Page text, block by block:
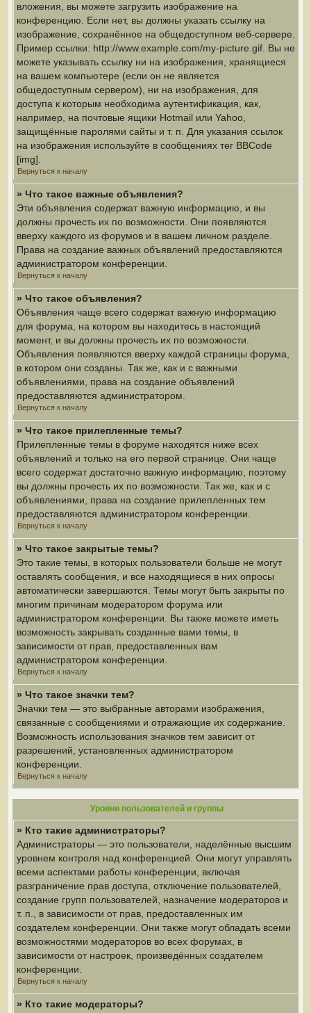
вложения, вы можете загрузить изображение на
конференцию. Если нет, вы должны указать ссылку на
изображение, сохранённое на общедоступном веб-сервере.
Пример ссылки: http://www.example.com/my-picture.gif. Вы не
можете указывать ссылку ни на изображения, хранящиеся
на вашем компьютере (если он не является
общедоступным сервером), ни на изображения, для
доступа к которым необходима аутентификация, как,
например, на почтовые ящики Hotmail или Yahoo,
защищённые паролями сайты и т. п. Для указания ссылок
на изображения используйте в сообщениях тег BBCode
[img].
Вернуться к началу
» Что такое важные объявления?
Эти объявления содержат важную информацию, и вы
должны прочесть их по возможности. Они появляются
вверху каждого из форумов и в вашем личном разделе.
Права на создание важных объявлений предоставляются
администратором конференции.
Вернуться к началу
» Что такое объявления?
Объявления чаще всего содержат важную информацию
для форума, на котором вы находитесь в настоящий
момент, и вы должны прочесть их по возможности.
Объявления появляются вверху каждой страницы форума,
в котором они созданы. Так же, как и с важными
объявлениями, права на создание объявлений
предоставляются администратором.
Вернуться к началу
» Что такое прилепленные темы?
Прилепленные темы в форуме находятся ниже всех
объявлений и только на его первой странице. Они чаще
всего содержат достаточно важную информацию, поэтому
вы должны прочесть их по возможности. Так же, как и с
объявлениями, права на создание прилепленных тем
предоставляются администратором конференции.
Вернуться к началу
» Что такое закрытые темы?
Это такие темы, в которых пользователи больше не могут
оставлять сообщения, и все находящиеся в них опросы
автоматически завершаются. Темы могут быть закрыты по
многим причинам модератором форума или
администратором конференции. Вы также можете иметь
возможность закрывать созданные вами темы, в
зависимости от прав, предоставленных вам
администратором конференции.
Вернуться к началу
» Что такое значки тем?
Значки тем — это выбранные авторами изображения,
связанные с сообщениями и отражающие их содержание.
Возможность использования значков тем зависит от
разрешений, установленных администратором
конференции.
Вернуться к началу
Уровни пользователей и группы
» Кто такие администраторы?
Администраторы — это пользователи, наделённые высшим
уровнем контроля над конференцией. Они могут управлять
всеми аспектами работы конференции, включая
разграничение прав доступа, отключение пользователей,
создание групп пользователей, назначение модераторов и
т. п., в зависимости от прав, предоставленных им
создателем конференции. Они также могут обладать всеми
возможностями модераторов во всех форумах, в
зависимости от настроек, произведённых создателем
конференции.
Вернуться к началу
» Кто такие модераторы?